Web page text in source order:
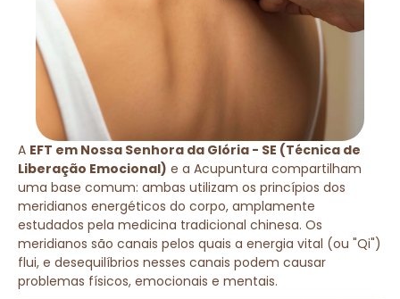
A EFT em Nossa Senhora da Glória - SE (Técnica de
Liberação Emocional) e a Acupuntura compartilham
uma base comum: ambas utilizam os princípios dos
meridianos energéticos do corpo, amplamente
estudados pela medicina tradicional chinesa. Os
meridianos são canais pelos quais a energia vital (ou "Qi")
flui, e desequilíbrios nesses canais podem causar
problemas físicos, emocionais e mentais.